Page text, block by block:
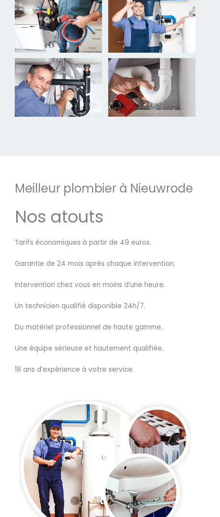
Meilleur plombier à Nieuwrode
Nos atouts
Tarifs économiques à partir de 49 euros.
Garantie de 24 mois après chaque intervention.
Intervention chez vous en moins d’une heure.
Un technicien qualifié disponible 24h/7.
Du matériel professionnel de haute gamme.
Une équipe sérieuse et hautement qualifiée.
18 ans d’expérience à votre service.